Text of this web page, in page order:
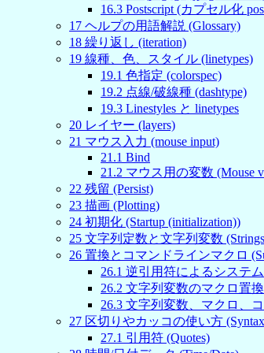
16.3 Postscript (カプセル化
17 ヘルプの用語解説 (Glossary)
18 繰り返し (iteration)
19 線種、色、スタイル (linetypes)
19.1 色指定 (colorspec)
19.2 点線/破線種 (dashtype)
19.3 Linestyles と linetypes
20 レイヤー (layers)
21 マウス入力 (mouse input)
21 .1 Bind
21 .2 マウス用の変数 (Mouse
22 残留 (Persist)
23 描画 (Plotting)
24 初期化 (Startup (initialization))
25 文字列定数と文字列変数
26 置換とコマンドラインマクロ
26.1 逆引用符によるシステム
26.2 文字列変数のマクロ置換
26.3 文字列変数、マクロ、コ
27 区切りやカッコの使い方
27.1 引用符 (Quotes)